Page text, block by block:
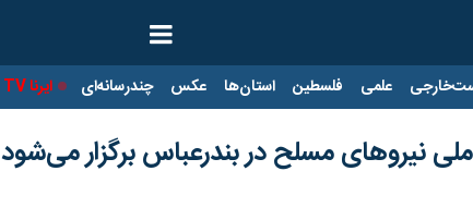
علمی فلسطین استان‌ها عکس چندرسانه‌ای ایرنا TV
نیروهای مسلح در بندرعباس برگزار می‌شود